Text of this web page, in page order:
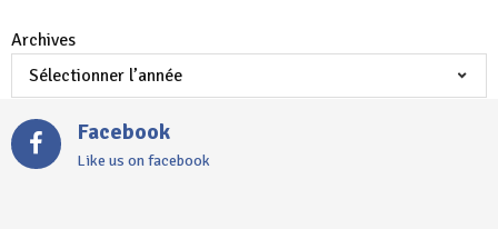
Archives
Facebook
Like us on facebook